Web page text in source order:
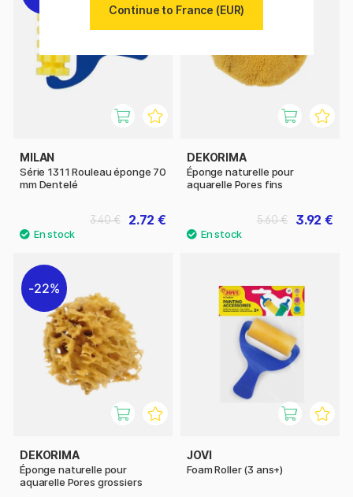
MILAN
Série 1311 Rouleau éponge 70
mm Dentelé
2.72 €
3.40 €
DEKORIMA
Éponge naturelle pour
aquarelle Pores fins
3.92 €
5.60 €
22%
DEKORIMA
Éponge naturelle pour
aquarelle Pores grossiers
JOVI
Foam Roller (3 ans+)
Continue to France (EUR)